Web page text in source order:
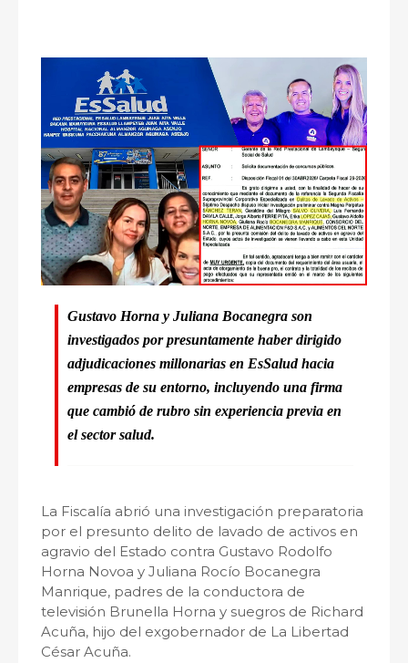
Gustavo Horna y Juliana Bocanegra son
investigados por presuntamente haber dirigido
adjudicaciones millonarias en EsSalud hacia
empresas de su entorno, incluyendo una firma
que cambió de rubro sin experiencia previa en
el sector salud.
La Fiscalía abrió una investigación preparatoria
por el presunto delito de lavado de activos en
agravio del Estado contra Gustavo Rodolfo
Horna Novoa y Juliana Rocío Bocanegra
Manrique, padres de la conductora de
televisión Brunella Horna y suegros de Richard
Acuña, hijo del exgobernador de La Libertad
César Acuña.